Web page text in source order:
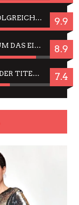
JELLYFISH HAMBURG: DAS ERFOLGREICHE SOMMER-MENÜ 2025 IN GEFÜHLEN UND BILDERN 9.9
CÉSAR FÜR JIM CARREY? WARUM DAS EINER DER NERVIGSTEN ACTORS IST UND BLEIBT 8.9
JING JING: IN-THAI RÄUMT WIEDER TITEL AB – EIN ZWEI-STUNDEN-ERLEBNISBERICHT 7.4